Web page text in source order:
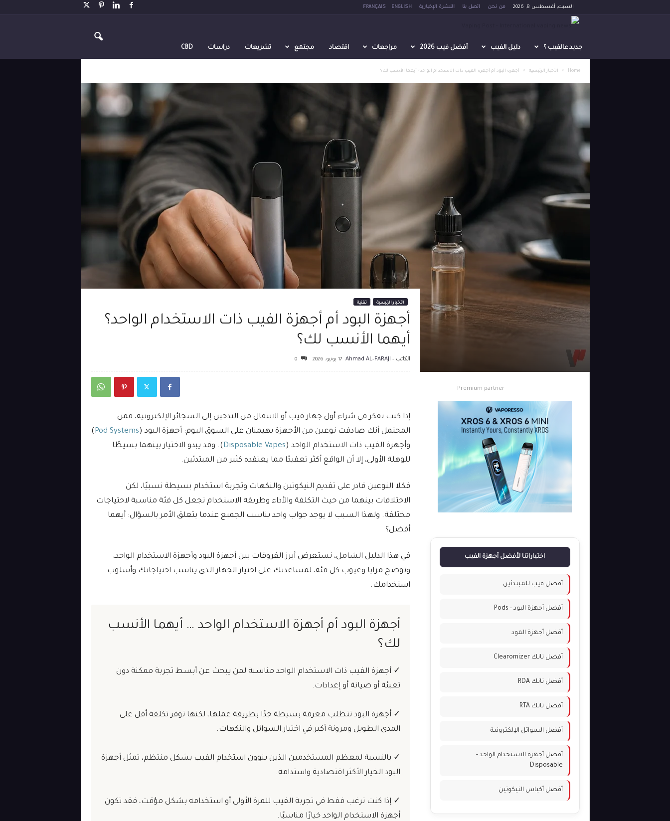
السبت, أغسطس 8, 2026 من نحن اتصل بنا النشرة الإخبارية ENGLISH
FRANÇAIS
a
p
CBD دراسات تشريعات مجتمع اقتصاد مراجعات أفضل فيب 2026 دليل الفيب جديد عالفيب ؟
Home الأخبار الرئيسية أجهزة البود أم أجهزة الفيب ذات الاستخدام الواحد؟ أيهما الأنسب لك؟
الأخبار الرئيسية تقنية
أجهزة البود أم أجهزة الفيب ذات الاستخدام الواحد؟
أيهما الأنسب لك؟
الكاتب - Ahmad AL-FARAJI 17 يونيو، 2026 0
إذا كنت تفكر في شراء أول جهاز فيب أو الانتقال من التدخين إلى السجائر الإلكترونية، فمن
المحتمل أنك صادفت نوعين من الأجهزة يهيمنان على السوق اليوم: أجهزة البود (Pod Systems
)
وأجهزة الفيب ذات الاستخدام الواحد (Disposable Vapes). وقد يبدو الاختيار بينهما بسيطًا
للوهلة الأولى، إلا أن الواقع أكثر تعقيدًا مما يعتقده كثير من المبتدئين.
فكلا النوعين قادر على تقديم النيكوتين والنكهات وتجربة استخدام بسيطة نسبيًا، لكن
الاختلافات بينهما من حيث التكلفة والأداء وطريقة الاستخدام تجعل كل فئة مناسبة لاحتياجات
مختلفة. ولهذا السبب لا يوجد جواب واحد يناسب الجميع عندما يتعلق الأمر بالسؤال: أيهما
أفضل؟
في هذا الدليل الشامل، نستعرض أبرز الفروقات بين أجهزة البود وأجهزة الاستخدام الواحد،
ونوضح مزايا وعيوب كل فئة، لمساعدتك على اختيار الجهاز الذي يناسب احتياجاتك وأسلوب
استخدامك.
أجهزة البود أم أجهزة الاستخدام الواحد … أيهما الأنسب
لك؟
✓ أجهزة الفيب ذات الاستخدام الواحد مناسبة لمن يبحث عن أبسط تجربة ممكنة دون
تعبئة أو صيانة أو إعدادات.
✓ أجهزة البود تتطلب معرفة بسيطة جدًا بطريقة عملها، لكنها توفر تكلفة أقل على
المدى الطويل ومرونة أكبر في اختيار السوائل والنكهات.
✓ بالنسبة لمعظم المستخدمين الذين ينوون استخدام الفيب بشكل منتظم، تمثل أجهزة
البود الخيار الأكثر اقتصادية واستدامة.
✓ إذا كنت ترغب فقط في تجربة الفيب للمرة الأولى أو استخدامه بشكل مؤقت، فقد تكون
أجهزة الاستخدام الواحد خيارًا مناسبًا.
Premium partner
اختياراتنا لأفضل أجهزة الفيب
أفضل فيب للمبتدئين
أفضل أجهزة البود - Pods
أفضل أجهزة المود
أفضل تانك Clearomizer
أفضل تانك RDA
أفضل تانك RTA
أفضل السوائل الإلكترونية
أفضل أجهزة الاستخدام الواحد -
Disposable
أفضل أكياس النيكوتين